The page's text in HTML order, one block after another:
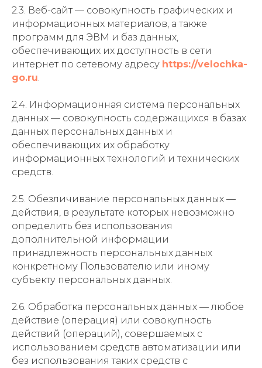
2.3. Веб-сайт — совокупность графических и
информационных материалов, а также
программ для ЭВМ и баз данных,
обеспечивающих их доступность в сети
интернет по сетевому адресу https://velochka-
go.ru.
2.4. Информационная система персональных
данных — совокупность содержащихся в базах
данных персональных данных и
обеспечивающих их обработку
информационных технологий и технических
средств.
2.5. Обезличивание персональных данных —
действия, в результате которых невозможно
определить без использования
дополнительной информации
принадлежность персональных данных
конкретному Пользователю или иному
субъекту персональных данных.
2.6. Обработка персональных данных — любое
действие (операция) или совокупность
действий (операций), совершаемых с
использованием средств автоматизации или
без использования таких средств с